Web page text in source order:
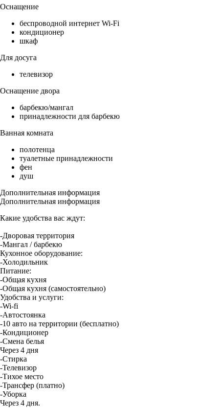
Оснащение
беспроводной интернет Wi-Fi
кондиционер
шкаф
Для досуга
телевизор
Оснащение двора
барбекю/мангал
принадлежности для барбекю
Ванная комната
полотенца
туалетные принадлежности
фен
душ
Дополнительная информация
Дополнительная информация
Какие удобства вас ждут:
-Дворовая территория
-Мангал / барбекю
Кухонное оборудование:
-Холодильник
Питание:
-Общая кухня
-Общая кухня (самостоятельно)
Удобства и услуги:
-Wi-fi
-Автостоянка
-10 авто на территории (бесплатно)
-Кондиционер
-Смена белья
Через 4 дня
-Стирка
-Телевизор
-Тихое место
-Трансфер (платно)
-Уборка
Через 4 дня.